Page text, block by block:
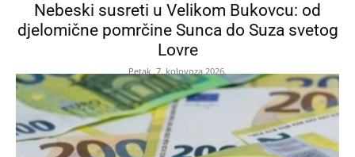
Nebeski susreti u Velikom Bukovcu: od
djelomične pomrčine Sunca do Suza svetog
Lovre
Petak, 7. kolovoza 2026.